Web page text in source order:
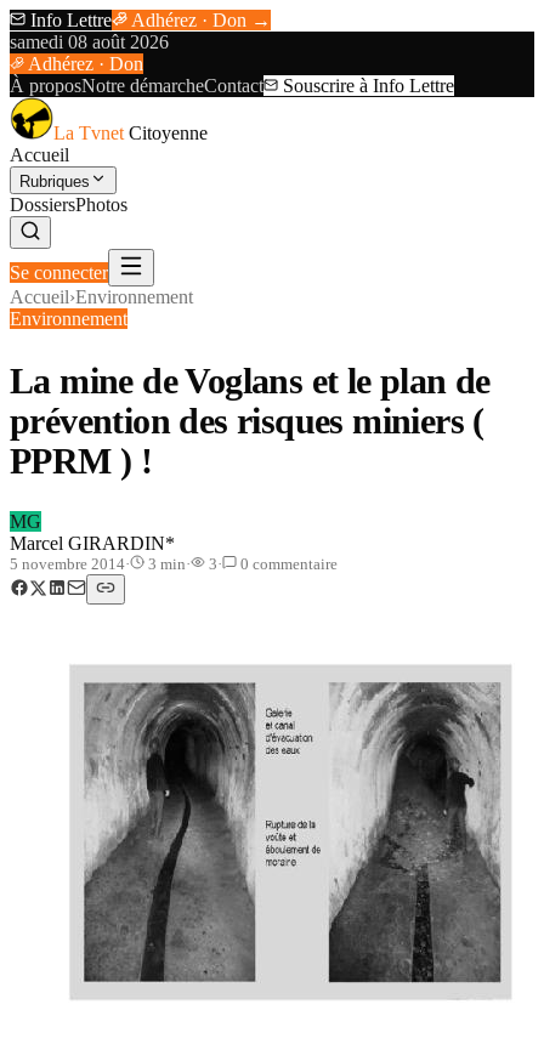
Info Lettre
Adhérez · Don →
samedi 08 août 2026
Adhérez · Don
À proposNotre démarcheContact Souscrire à Info Lettre
La Tvnet Citoyenne
Accueil
Rubriques
DossiersPhotos
Se connecter
Accueil›Environnement
Environnement
La mine de Voglans et le plan de
prévention des risques miniers (
PPRM ) !
MG
Marcel GIRARDIN*
5 novembre 2014· 3 min· 3· 0 commentaire